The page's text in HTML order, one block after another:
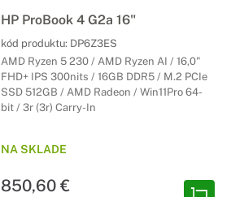
HP ProBook 4 G2a 16"
kód produktu: DP6Z3ES
AMD Ryzen 5 230 / AMD Ryzen AI / 16,0"
FHD+ IPS 300nits / 16GB DDR5 / M.2 PCIe
SSD 512GB / AMD Radeon / Win11Pro 64-
bit / 3r (3r) Carry-In
NA SKLADE
850,60 €